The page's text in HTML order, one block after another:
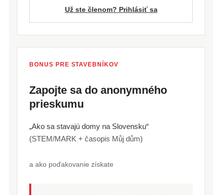
Už ste členom? Prihlásiť sa
BONUS PRE STAVEBNÍKOV
Zapojte sa do anonymného
prieskumu
„Ako sa stavajú domy na Slovensku“
(STEM/MARK + časopis Můj dům)
a ako poďakovanie získate